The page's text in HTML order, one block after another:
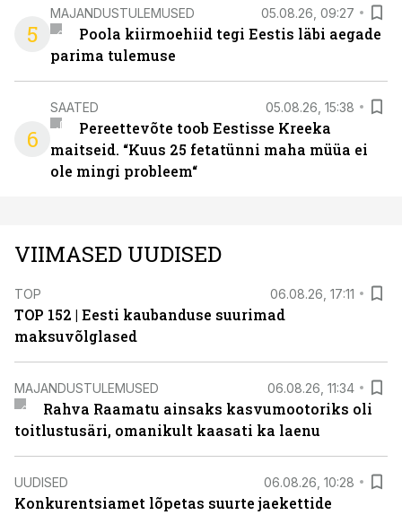
5
MAJANDUSTULEMUSED 05.08.26, 09:27
Poola kiirmoehiid tegi Eestis läbi aegade
parima tulemuse
6
SAATED 05.08.26, 15:38
Pereettevõte toob Eestisse Kreeka
maitseid. “Kuus 25 fetatünni maha müüa ei
ole mingi probleem“
VIIMASED UUDISED
TOP 06.08.26, 17:11
TOP 152 | Eesti kaubanduse suurimad
maksuvõlglased
MAJANDUSTULEMUSED 06.08.26, 11:34
Rahva Raamatu ainsaks kasvumootoriks oli
toitlustusäri, omanikult kaasati ka laenu
UUDISED 06.08.26, 10:28
Konkurentsiamet lõpetas suurte jaekettide